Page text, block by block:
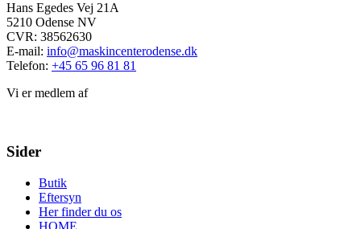
Hans Egedes Vej 21A
5210 Odense NV
CVR: 38562630
E-mail: info@maskincenterodense.dk
Telefon: +45 65 96 81 81
Vi er medlem af
Sider
Butik
Eftersyn
Her finder du os
HOME